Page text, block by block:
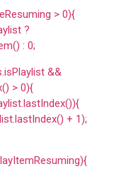
> 0){
?
: 0;
&&
> 0){
+ 1);